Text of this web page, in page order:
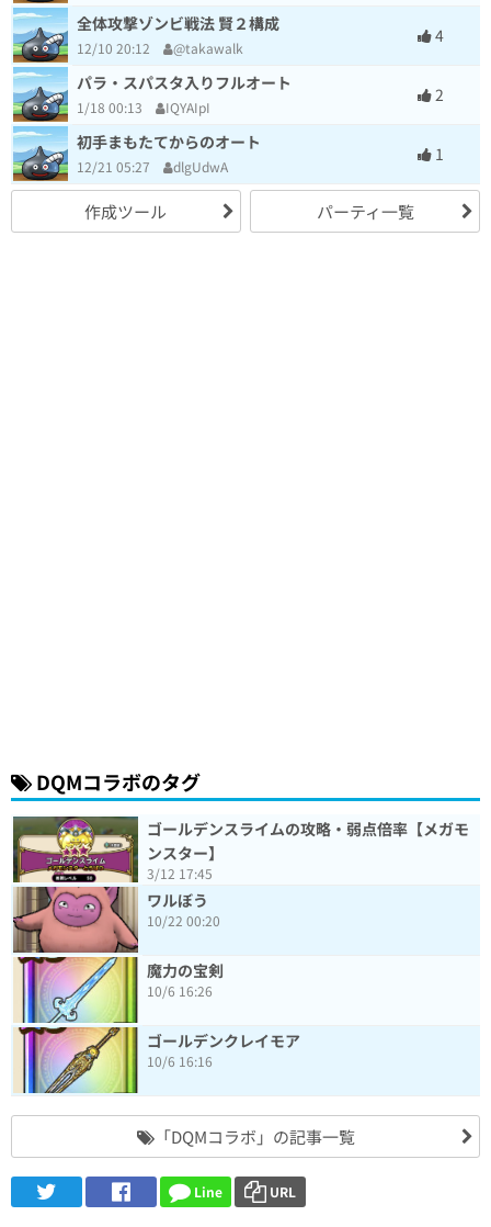
全体攻撃ゾンビ戦法 賢２構成
12/10 20:12 @takawalk
4
パラ・スパスタ入りフルオート
1/18 00:13 IQYAIpI
2
初手まもたてからのオート
12/21 05:27 dlgUdwA
1
作成ツール パーティ一覧
DQMコラボのタグ
ゴールデンスライムの攻略・弱点倍率【メガモ
ンスター】
3/12 17:45
ワルぼう
10/22 00:20
魔力の宝剣
10/6 16:26
ゴールデンクレイモア
10/6 16:16
「DQMコラボ」の記事一覧
Line URL